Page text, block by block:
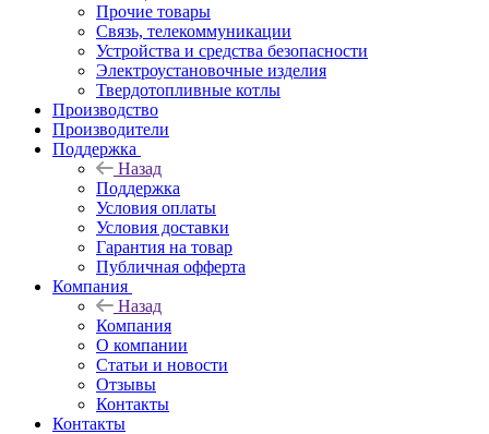
Прочие товары
Связь, телекоммуникации
Устройства и средства безопасности
Электроустановочные изделия
Твердотопливные котлы
Производство
Производители
Поддержка
Назад
Поддержка
Условия оплаты
Условия доставки
Гарантия на товар
Публичная офферта
Компания
Назад
Компания
О компании
Статьи и новости
Отзывы
Контакты
Контакты